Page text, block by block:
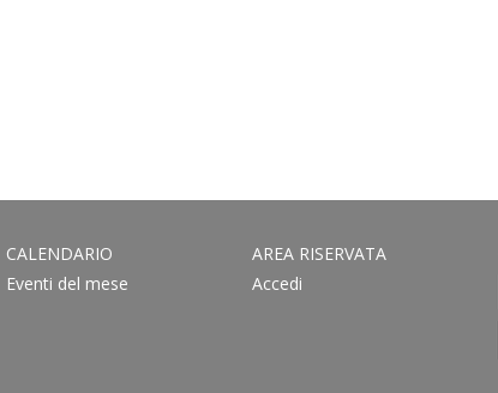
CALENDARIO
Eventi del mese
AREA RISERVATA
Accedi